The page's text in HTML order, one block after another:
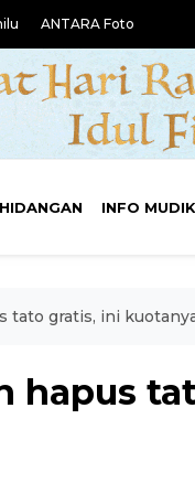
ANTARA Foto
HIDANGAN INFO MUDIK
tato gratis, ini
hapus